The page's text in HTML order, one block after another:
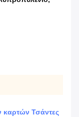
καρτών Τσάντες